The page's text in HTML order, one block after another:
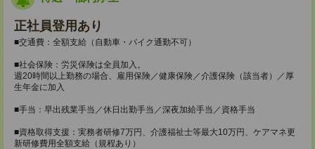
正社員登用あり
■交通費：全額支給（自動車・バイク通勤不可）
■社会保険：労災保険は全員加入。
週20時間以上勤務の場合、雇用保険／健康保険／介護保険（該当者）／厚
生年金に加入
■手当：早出残業手当／休日出勤手当／深夜加給手当／資格手当
■資格取得支援：実務者研修7万円、介護福祉士等最大10万円、ケアマネ更
新研修費用全額支給（規程あり）